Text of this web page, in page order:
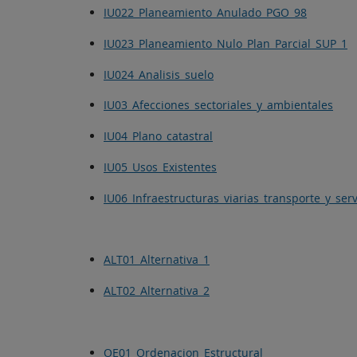
IU022_Planeamiento_Anulado_PGO_98
IU023_Planeamiento_Nulo_Plan_Parcial_SUP_1
IU024_Analisis_suelo
IU03_Afecciones_sectoriales_y_ambientales
IU04_Plano_catastral
IU05_Usos_Existentes
ALT01_Alternativa_1
ALT02_Alternativa_2
OE01_Ordenacion_Estructural